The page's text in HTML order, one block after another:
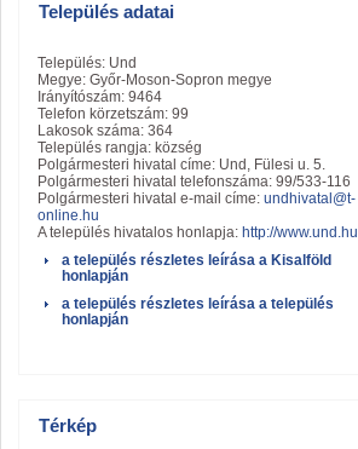
Település adatai
Település: Und
Megye: Győr-Moson-Sopron megye
Irányítószám: 9464
Telefon körzetszám: 99
Lakosok száma: 364
Település rangja: község
Polgármesteri hivatal címe: Und, Fülesi u. 5.
Polgármesteri hivatal telefonszáma: 99/533-116
Polgármesteri hivatal e-mail címe: undhivatal@t-
online.hu
A település hivatalos honlapja: http://www.und.hu
a település részletes leírása a Kisalföld
honlapján
a település részletes leírása a település
honlapján
Térkép